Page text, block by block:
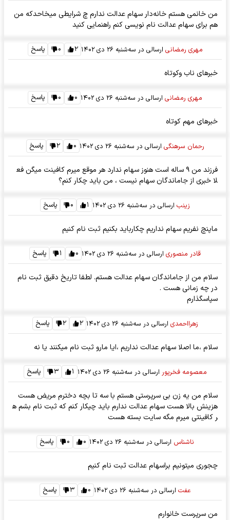
من خانمی هستم خانه‌دار سهام عدالت ندارم چ شرایطی میخاحدکه من
هم برای سهام عدالت نام نویسی کنم راهنمایی كنید
مهری رمضانی ارسالی در سه‌شنبه ۲۶ دی ۱۴۰۲ ۲ ۰ پاسخ
خبرهای ناب وکوتاه
مهری رمضانی ارسالی در سه‌شنبه ۲۶ دی ۱۴۰۲ ۰ ۰ پاسخ
خبرهای مهم کوتاه
رحمان سرهنگی ارسالی در سه‌شنبه ۲۶ دی ۱۴۰۲ ۰ ۲ پاسخ
فرزند من ۹ ساله است هنوز سهام ندارد هر موقع میرم کافینت میگن فع
لا خبری از جاماندگان سهام نیست ، من باید چکار کنم؟
زینب ارسالی در سه‌شنبه ۲۶ دی ۱۴۰۲ ۱ ۰ پاسخ
ماپنچ نفریم سهام نداریم چکارباید بکنیم ثبت نام کنیم
قادر منصوری ارسالی در سه‌شنبه ۲۶ دی ۱۴۰۲ ۰ ۱ پاسخ
سلام من از جاماندگان سهام عدالت هستم. لطفا تاریخ دقیق ثبت نام
در چه زمانی هست .
سپاسگذارم
زهرااحمدی ارسالی در سه‌شنبه ۲۶ دی ۱۴۰۲ ۲ ۲ پاسخ
سلام ،ما اصلا سهام عدالت نداریم ،ایا مارو ثبت نام میکنند یا نه
معصومه فخرپور ارسالی در سه‌شنبه ۲۶ دی ۱۴۰۲ ۱ ۳ پاسخ
سلام من یه زن بی سرپرستی هستم با سه تا بچه دخترم مریض هست
هزینش بالا هست سهام عدالت ندارم باید چیکار کنم که ثبت نام بشم ه
ر کافینتی میرم مگه سایت بسته هست
ناشناس ارسالی در سه‌شنبه ۲۶ دی ۱۴۰۲ ۰ ۰ پاسخ
چجوری میتونیم براسهام عدالت ثبت نام کنیم
عفت ارسالی در سه‌شنبه ۲۶ دی ۱۴۰۲ ۰ ۳ پاسخ
من سرپرست خانوارم